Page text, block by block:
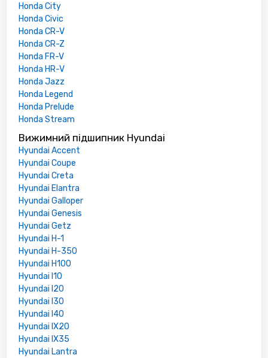
Honda City
Honda Civic
Honda CR-V
Honda CR-Z
Honda FR-V
Honda HR-V
Honda Jazz
Honda Legend
Honda Prelude
Honda Stream
Вижимний підшипник Hyundai
Hyundai Accent
Hyundai Coupe
Hyundai Creta
Hyundai Elantra
Hyundai Galloper
Hyundai Genesis
Hyundai Getz
Hyundai H-1
Hyundai H-350
Hyundai H100
Hyundai I10
Hyundai I20
Hyundai I30
Hyundai I40
Hyundai IX20
Hyundai IX35
Hyundai Lantra